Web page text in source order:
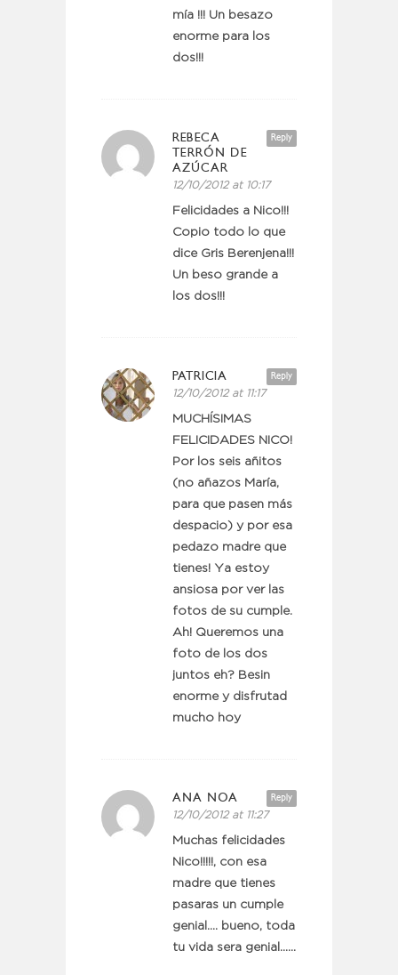
mía !!! Un besazo
enorme para los
dos!!!
Reply
REBECA
TERRÓN DE
AZÚCAR
12/10/2012 at 10:17
Felicidades a Nico!!!
Copio todo lo que
dice Gris Berenjena!!!
Un beso grande a
los dos!!!
Reply
PATRICIA
12/10/2012 at 11:17
MUCHÍSIMAS
FELICIDADES NICO!
Por los seis añitos
(no añazos María,
para que pasen más
despacio) y por esa
pedazo madre que
tienes! Ya estoy
ansiosa por ver las
fotos de su cumple.
Ah! Queremos una
foto de los dos
juntos eh? Besin
enorme y disfrutad
mucho hoy
Reply
ANA NOA
12/10/2012 at 11:27
Muchas felicidades
Nico!!!!!, con esa
madre que tienes
pasaras un cumple
genial…. bueno, toda
tu vida sera genial……